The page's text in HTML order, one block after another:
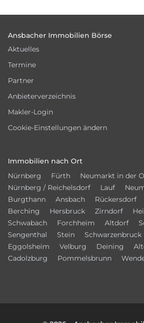
Ansbacher Immobilien Börse
Aktuelles
Termine
Partner
Anbieterverzeichnis
Makler-Login
Cookie-Einstellungen ändern
Immobilien nach Ort
Nürnberg
Fürth
Neumarkt in der
Nürnberg / Reichelsdorf
Lauf
Burgthann
Ansbach Rückersdorf
Berching
Hersbruck Zirndorf
Schwabach
Forchheim Altdorf
Sengenthal
Stein Schwarzenbruck
Eggolsheim
Velburg Deining
Cadolzburg
Pommelsbrunn